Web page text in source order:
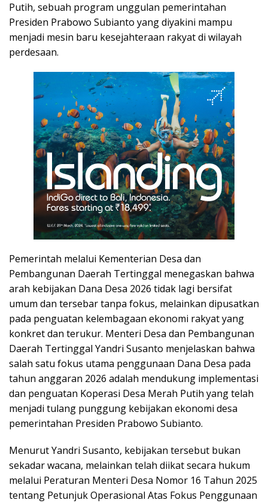
Putih, sebuah program unggulan pemerintahan
Presiden Prabowo Subianto yang diyakini mampu
menjadi mesin baru kesejahteraan rakyat di wilayah
perdesaan.
Pemerintah melalui Kementerian Desa dan
Pembangunan Daerah Tertinggal menegaskan bahwa
arah kebijakan Dana Desa 2026 tidak lagi bersifat
umum dan tersebar tanpa fokus, melainkan dipusatkan
pada penguatan kelembagaan ekonomi rakyat yang
konkret dan terukur. Menteri Desa dan Pembangunan
Daerah Tertinggal Yandri Susanto menjelaskan bahwa
salah satu fokus utama penggunaan Dana Desa pada
tahun anggaran 2026 adalah mendukung implementasi
dan penguatan Koperasi Desa Merah Putih yang telah
menjadi tulang punggung kebijakan ekonomi desa
pemerintahan Presiden Prabowo Subianto.
Menurut Yandri Susanto, kebijakan tersebut bukan
sekadar wacana, melainkan telah diikat secara hukum
melalui Peraturan Menteri Desa Nomor 16 Tahun 2025
tentang Petunjuk Operasional Atas Fokus Penggunaan